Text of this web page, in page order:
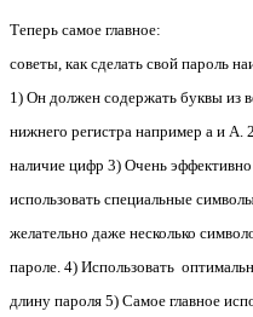
Теперь самое главное:
советы, как сделать свой пароль
1) Он должен содержать буквы из
нижнего регистра например a и A.
наличие цифр 3) Очень эффективно
использовать специальные
желательно даже несколько
пароле. 4) Использовать
длину пароля 5) Самое главное